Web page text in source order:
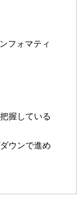
フォマティ
握している
ウンで進め